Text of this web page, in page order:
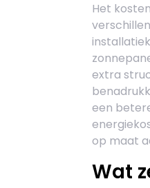
Het
extra
een
op maat
Wat